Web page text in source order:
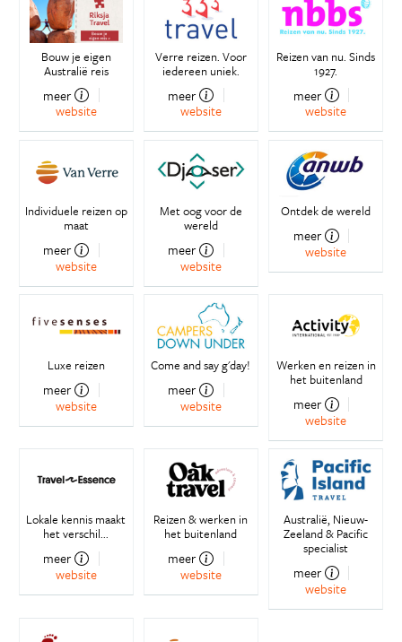
Bouw je eigen
Australië reis
meer
website
Verre reizen. Voor
iedereen uniek.
meer
website
Reizen van nu. Sinds
1927.
meer
website
Individuele reizen op
maat
meer
website
Met oog voor de
wereld
meer
website
Ontdek de wereld
meer
website
Luxe reizen
meer
website
Come and say g'day!
meer
website
Werken en reizen in
het buitenland
meer
website
Lokale kennis maakt
het verschil...
meer
website
Reizen & werken in
het buitenland
meer
website
Australië, Nieuw-
Zeeland & Pacific
specialist
meer
website